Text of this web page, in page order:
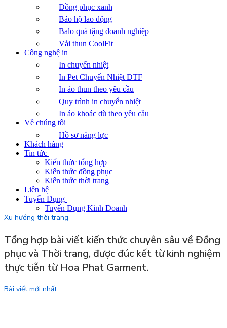
Đồng phục xanh
Bảo hộ lao động
Balo quà tặng doanh nghiệp
Vải thun CoolFit
Công nghệ in
In chuyển nhiệt
In Pet Chuyển Nhiệt DTF
In áo thun theo yêu cầu
Quy trình in chuyển nhiệt
In áo khoác dù theo yêu cầu
Về chúng tôi
Hồ sơ năng lực
Khách hàng
Tin tức
Kiến thức tổng hợp
Kiến thức đồng phục
Kiến thức thời trang
Liên hệ
Tuyển Dụng
Tuyển Dụng Kinh Doanh
Xu hướng thời trang
Tổng hợp bài viết kiến thức chuyên sâu về Đồng
phục và Thời trang, được đúc kết từ kinh nghiệm
thực tiễn từ Hoa Phat Garment.
Bài viết mới nhất